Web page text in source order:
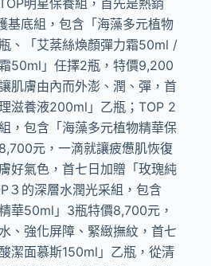
基底組，包含「海藻多元植物
、「艾棻絲煥顏彈⼒霜50ml /
50ml」任擇2瓶，特價9,200
肌膚由內而外澎、潤、彈，⾸
滋養液200ml」乙瓶；TOP 2
，包含「海藻多元植物精華保
元，一滴就讓疲憊肌恢復
好氣色，⾸七⽇加贈「玫瑰純
３的深層⽔潤光采組，包含
華50ml」3瓶特價8,700元，
、強化屏障、緊緻撫紋，⾸七
潔⾯慕斯150ml」乙瓶，從清